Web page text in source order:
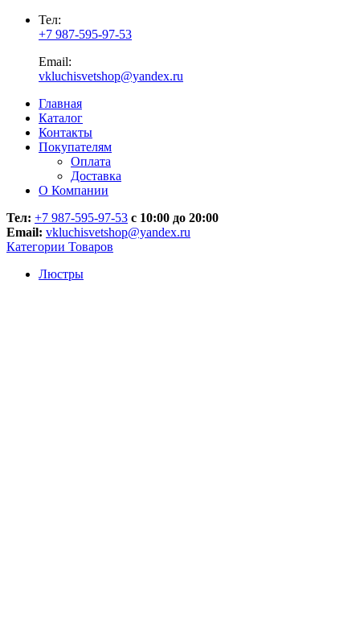
Тел:
+7 987-595-97-53
Email:
vkluchisvetshop@yandex.ru
Главная
Каталог
Контакты
Покупателям
Оплата
Доставка
О Компании
Тел: +7 987-595-97-53 с 10:00 до 20:00
Email: vkluchisvetshop@yandex.ru
Категории Товаров
Люстры